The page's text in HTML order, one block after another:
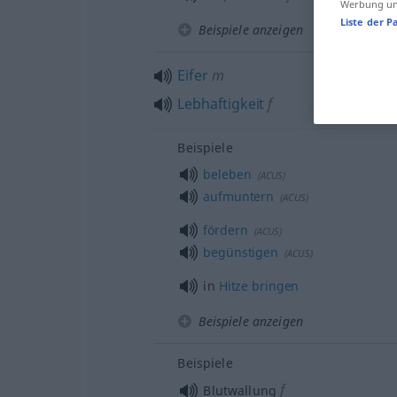
Beispiele anzeigen
Eifer m
Lebhaftigkeit f
Beispiele
beleben (ACUS)
aufmuntern (ACUS)
fördern (ACUS)
begünstigen (ACUS)
in Hitze bringen
Beispiele anzeigen
Beispiele
Blutwallung f
Werbung
Liste der